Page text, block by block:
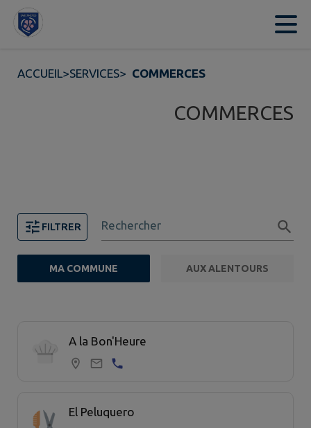
Contenu
ACCUEIL>SERVICES> COMMERCES
COMMERCES
FILTRER Rechercher
MA COMMUNE AUX ALENTOURS
A la Bon'Heure
El Peluquero